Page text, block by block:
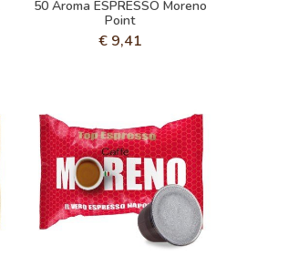
50 Aroma ESPRESSO Moreno
Point
€ 9,41